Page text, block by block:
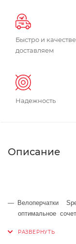
Быстро и
доставляем
Надежность
Описание
Велоперчатки
оптимальное